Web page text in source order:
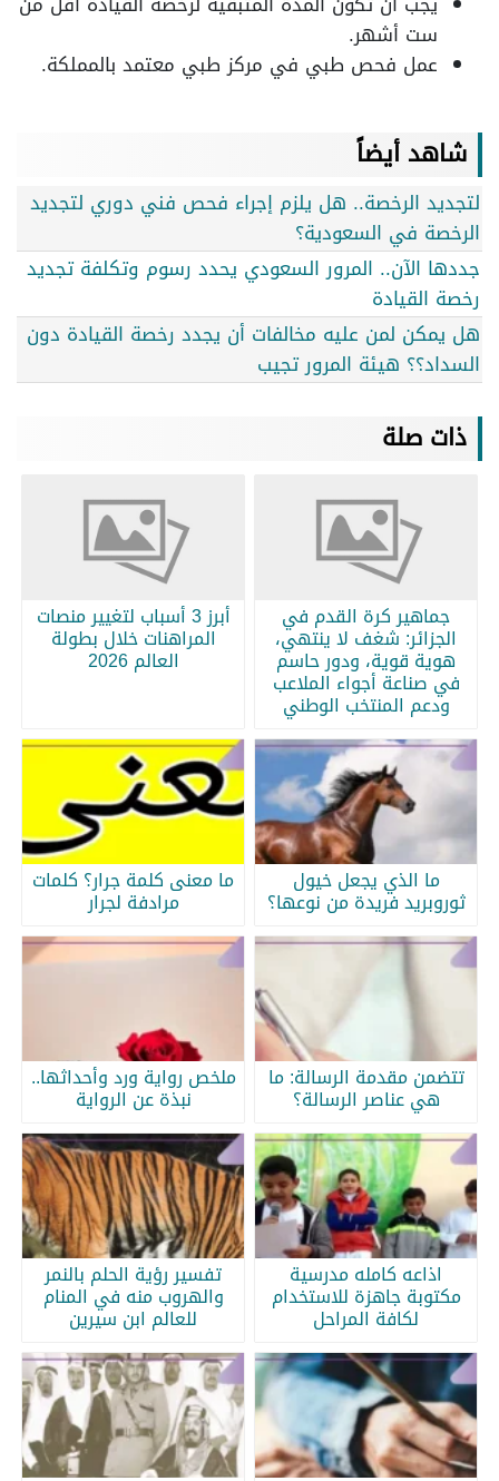
ست أشهر.
عمل فحص طبي في مركز طبي معتمد بالمملكة.
شاهد أيضاً
لتجديد الرخصة.. هل يلزم إجراء فحص فني دوري لتجديد
الرخصة في السعودية؟
جددها الآن.. المرور السعودي يحدد رسوم وتكلفة تجديد
رخصة القيادة
هل يمكن لمن عليه مخالفات أن يجدد رخصة القيادة دون
السداد؟؟ هيئة المرور تجيب
ذات صلة
جماهير كرة القدم في
الجزائر: شغف لا ينتهي،
هوية قوية، ودور حاسم
في صناعة أجواء الملاعب
ودعم المنتخب الوطني
أبرز 3 أسباب لتغيير منصات
المراهنات خلال بطولة
العالم 2026
ما الذي يجعل خيول
ثوروبريد فريدة من نوعها؟
ما معنى كلمة جرار؟ كلمات
مرادفة لجرار
تتضمن مقدمة الرسالة: ما
هي عناصر الرسالة؟
ملخص رواية ورد وأحداثها..
نبذة عن الرواية
اذاعه كامله مدرسية
مكتوبة جاهزة للاستخدام
لكافة المراحل
تفسير رؤية الحلم بالنمر
والهروب منه في المنام
للعالم ابن سيرين